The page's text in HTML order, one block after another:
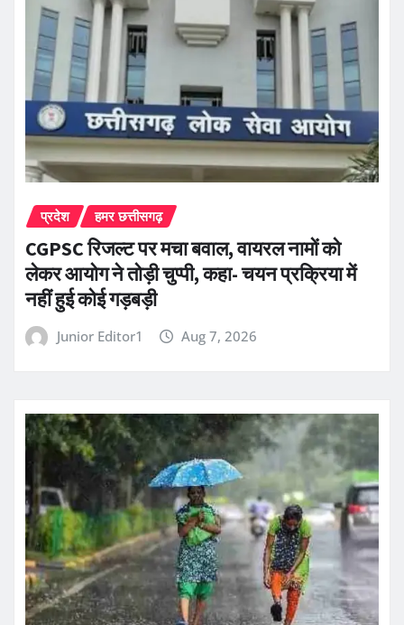
प्रदेश हमर छत्तीसगढ़
CGPSC रिजल्ट पर मचा बवाल, वायरल नामों को
लेकर आयोग ने तोड़ी चुप्पी, कहा- चयन प्रक्रिया में
नहीं हुई कोई गड़बड़ी
Junior Editor1 Aug 7, 2026